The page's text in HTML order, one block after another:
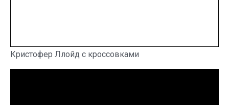
Кристофер Ллойд с кроссовками